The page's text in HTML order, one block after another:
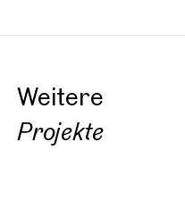
Weitere
Projekte